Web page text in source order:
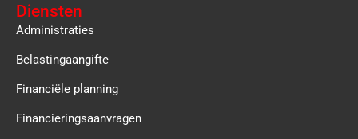
Diensten
Administraties
Belastingaangifte
Financiële planning
Financieringsaanvragen